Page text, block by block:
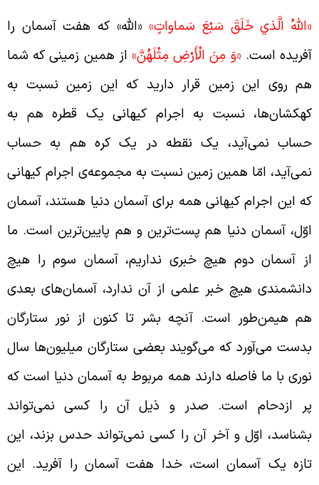
الَّذي خَلَقَ سَبْعَ سَماواتٍ»«الله» که هفت آسمان را
است.«وَ مِنَ الْأَرْضِ مِثْلَهُنَّ»از همین زمینی که شما
روی این زمین قرار دارید که این زمین نسبت به
نسبت به اجرام کیهانی یک قطره‌ هم به
نمی‌آید، یک نقطه در یک کره هم به حساب
امّا همین زمین نسبت به مجموعه‌ی اجرام کیهانی
این اجرام کیهانی همه برای آسمان دنیا هستند، آسمان
آسمان دنیا هم پست‌ترین و هم پایین‌ترین است. ما
آسمان دوم هیچ خبری نداریم، آسمان سوم را هیچ
هیچ خبر علمی از آن ندارد، آسمان‌های بعدی
هیمن‌طور است. آنچه بشر تا کنون از نور ستارگان
می‌آورد که می‌گویند بعضی ستارگان میلیون‌ها سال
با ما فاصله دارند همه مربوط به آسمان دنیا است که
ازدحام است. صدر و ذیل آن را کسی نمی‌تواند
اوّل و آخر آن را کسی نمی‌تواند حدس بزند، این
یک آسمان است، خدا هفت آسمان را آفرید. این